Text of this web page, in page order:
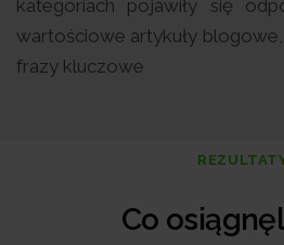
kategoriach pojawiły się
wartościowe artykuły
frazy kluczowe
Co